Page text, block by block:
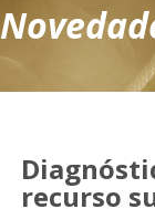
recurso